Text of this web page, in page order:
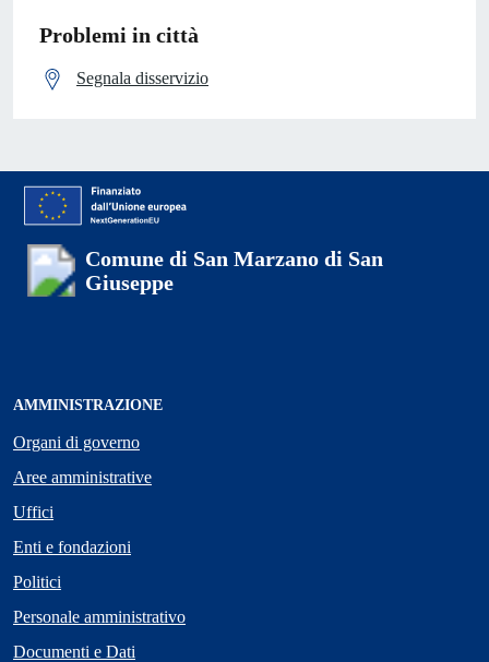
Problemi in città
Segnala disservizio
Comune di San Marzano di San
Giuseppe
AMMINISTRAZIONE
Organi di governo
Aree amministrative
Uffici
Enti e fondazioni
Politici
Personale amministrativo
Documenti e Dati